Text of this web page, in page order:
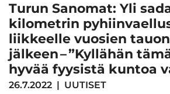
Turun Sanomat: Yli
kilometrin
liikkeelle vuosien tauon
jälkeen – ”Kyllähän
hyvää fyysistä kuntoa
26.7.2022 | UUTISET